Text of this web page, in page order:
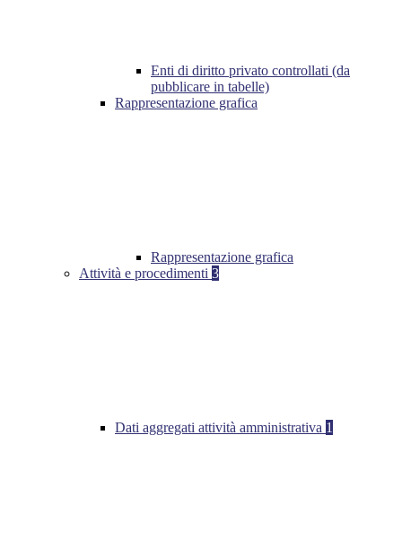
Enti di diritto privato controllati (da
pubblicare in tabelle)
Rappresentazione grafica
Rappresentazione grafica
Attività e procedimenti 3
Dati aggregati attività amministrativa 1